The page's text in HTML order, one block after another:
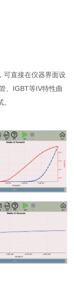
可直接在仪器界面设
、 IGBT等IV特性曲